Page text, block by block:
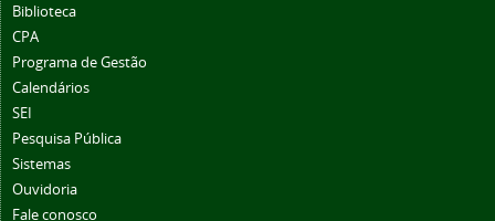
Biblioteca
CPA
Programa de Gestão
Calendários
SEI
Pesquisa Pública
Sistemas
Ouvidoria
Fale conosco